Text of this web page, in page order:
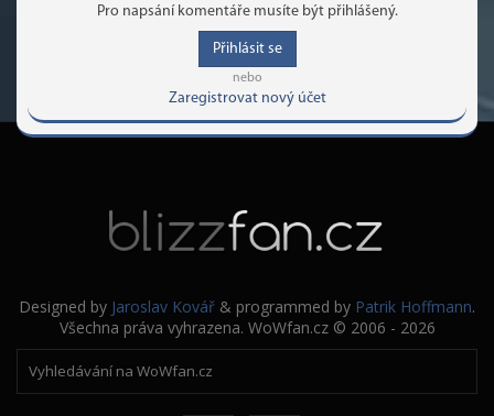
Pro napsání komentáře musíte být přihlášený.
Přihlásit se
nebo
Zaregistrovat nový účet
Designed by Jaroslav Kovář & programmed by Patrik Hoffmann.
Všechna práva vyhrazena. WoWfan.cz © 2006 - 2026